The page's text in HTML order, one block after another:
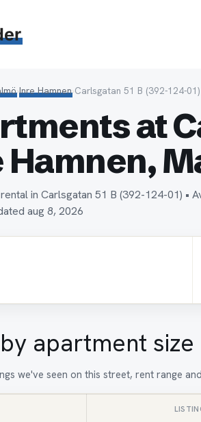
›Inre Hamnen›Carlsgatan 51 B (392-124-01)
at
in Carlsgatan 51 B (392-124-01) •
aug 8, 2026
apartment size
we've seen on this street, rent range